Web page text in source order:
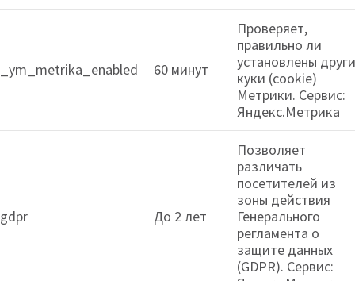
_ym_metrika_enabled 60 минут
Проверяет,
правильно ли
установлены
куки (cookie)
Метрики. Сервис:
Яндекс.Метрика
gdpr До 2 лет
Позволяет
различать
посетителей из
зоны действия
Генерального
регламента о
защите данных
(GDPR). Сервис: